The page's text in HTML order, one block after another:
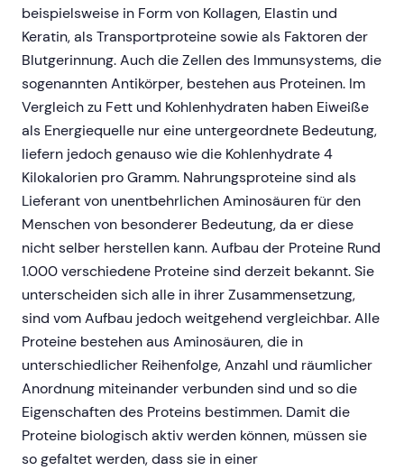
beispielsweise in Form von Kollagen, Elastin und
Keratin, als Transportproteine sowie als Faktoren der
Blutgerinnung. Auch die Zellen des Immunsystems, die
sogenannten Antikörper, bestehen aus Proteinen. Im
Vergleich zu Fett und Kohlenhydraten haben Eiweiße
als Energiequelle nur eine untergeordnete Bedeutung,
liefern jedoch genauso wie die Kohlenhydrate 4
Kilokalorien pro Gramm. Nahrungsproteine sind als
Lieferant von unentbehrlichen Aminosäuren für den
Menschen von besonderer Bedeutung, da er diese
nicht selber herstellen kann. Aufbau der Proteine Rund
1.000 verschiedene Proteine sind derzeit bekannt. Sie
unterscheiden sich alle in ihrer Zusammensetzung,
sind vom Aufbau jedoch weitgehend vergleichbar. Alle
Proteine bestehen aus Aminosäuren, die in
unterschiedlicher Reihenfolge, Anzahl und räumlicher
Anordnung miteinander verbunden sind und so die
Eigenschaften des Proteins bestimmen. Damit die
Proteine biologisch aktiv werden können, müssen sie
so gefaltet werden, dass sie in einer